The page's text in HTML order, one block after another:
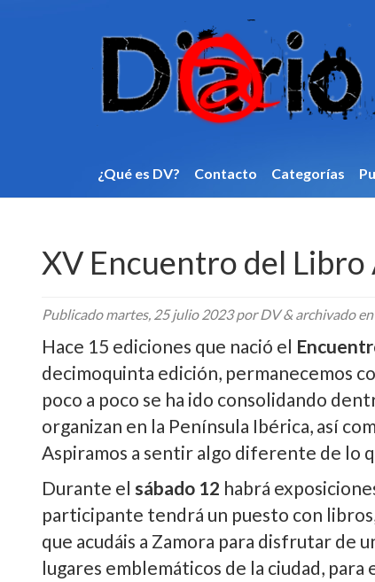
¿Qué es DV? Contacto Categorí­as
XV Encuentro del
Publicadomartes, 25 julio 2023por DV&archivado en
Hace 15 ediciones que nació el
decimoquinta edición, permanecemos
poco a poco se ha ido consolidando
organizan en la Península Ibérica, así
Aspiramos a sentir algo diferente de lo
Durante el sábado 12 habrá
participante tendrá un puesto con
que acudáis a Zamora para disfrutar
lugares emblemáticos de la ciudad,